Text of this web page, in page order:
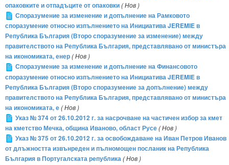
опаковките и отпадъците от опаковки( Нов )
Споразумение за изменение и допълнение на Рамковото
споразумение относно изпълнението на Инициатива JEREMIE в
Република България (Второ споразумение за изменение) между
правителството на Република България, представлявано от министъра
на икономиката, енер( Нов )
Споразумение за изменение и допълнение на Финансовото
споразумение относно изпълнението на Инициатива JEREMIE в
Република България (Второ споразумение за допълнение) между
правителството на Република България, представлявано от министъра
на икономиката, е( Нов )
Указ № 374 от 26.10.2012 г. за насрочване на частичен избор за кмет
на кметство Мечка, община Иваново, област Русе( Нов )
Указ № 375 от 26.10.2012 г. за освобождаване на Иван Петров Иванов
от длъжността извънреден и пълномощен посланик на Република
България в Португалската република( Нов )